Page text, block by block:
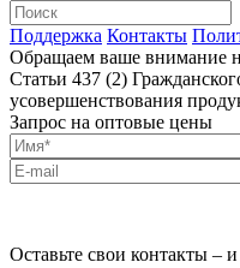
Поддержка Контакты
Обращаем ваше внимание
Статьи 437 (2)
усовершенствования
Запрос на оптовые цены
Оставьте свои контакты –